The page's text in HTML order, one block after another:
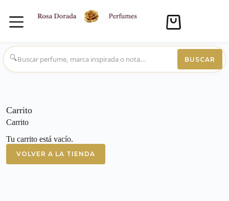
Saltar
al
contenido
Carro
compra
🔍
BUSCAR
Carrito
Carrito
Tu carrito está vacío.
VOLVER A LA TIENDA